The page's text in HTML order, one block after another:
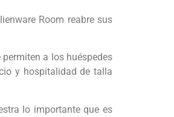
Room reabre sus
a los huéspedes
y hospitalidad de talla
lo importante que es